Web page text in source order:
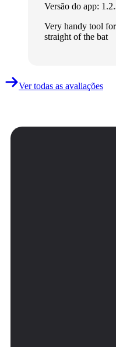
Versão do app:
Very handy tool
straight of the bat
Ver todas as avaliações